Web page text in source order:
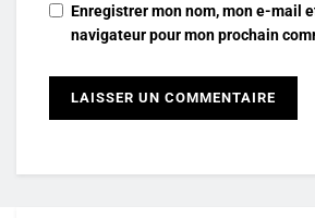
Enregistrer mon nom, mon e-mail
navigateur pour mon prochain